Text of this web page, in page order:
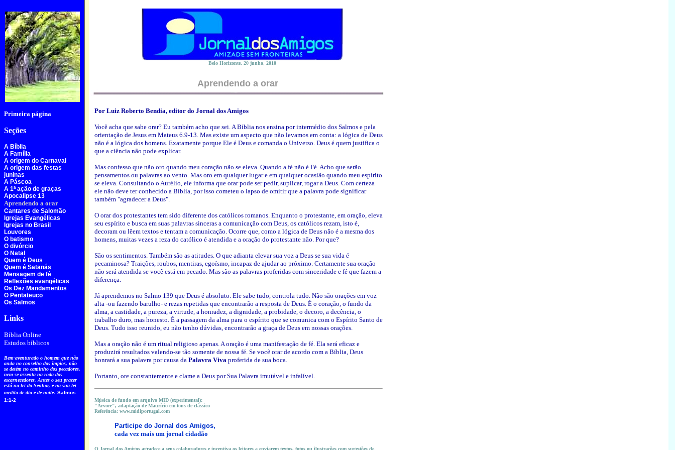
Primeira página
Seções
A Bíblia
A Família
A origem do Carnaval
A origem das festas
juninas
A Páscoa
A 1ª ação de graças
Apocalipse 13
Aprendendo a orar
Cantares de Salomão
Igrejas Evangélicas
Igrejas no Brasil
Louvores
O batismo
O divórcio
O Natal
Quem é Deus
Quem é Satanás
Mensagem de fé
Reflexões evangélicas
Os Dez Mandamentos
O Pentateuco
Os Salmos
Links
Bíblia Online
Estudos bíblicos
Bem-aventurado o homem que não
anda no conselho dos ímpios, não
se detém no caminho dos pecadores,
nem se assenta na roda dos
escarnecedores. Antes o seu prazer
está na lei do Senhor, e na sua lei
medita de dia e de noite. Salmos
1:1-2
Por Luiz Roberto Bendia, editor do Jornal dos Amigos
Você acha que sabe orar? Eu também acho que sei. A Bíblia nos ensina por intermédio dos Salmos e pela
orientação de Jesus em Mateus 6.9-13. Mas existe um aspecto que não levamos em conta: a lógica de Deus
não é a lógica dos homens. Exatamente porque Ele é Deus e comanda o Universo. Deus é quem justifica o
que a ciência não pode explicar.
Mas confesso que não oro quando meu coração não se eleva. Quando a fé não é Fé. Acho que serão
pensamentos ou palavras ao vento. Mas oro em qualquer lugar e em qualquer ocasião quando meu espírito
se eleva. Consultando o Aurélio, ele informa que orar pode ser pedir, suplicar, rogar a Deus. Com certeza
ele não deve ter conhecido a Bíblia, por isso cometeu o lapso de omitir que a palavra pode significar
também "agradecer a Deus".
O orar dos protestantes tem sido diferente dos católicos romanos. Enquanto o protestante, em oração, eleva
seu espírito e busca em suas palavras sinceras a comunicação com Deus, os católicos rezam, isto é,
decoram ou lêem textos e tentam a comunicação. Ocorre que, como a lógica de Deus não é a mesma dos
homens, muitas vezes a reza do católico é atendida e a oração do protestante não. Por que?
São os sentimentos. Também são as atitudes. O que adianta elevar sua voz a Deus se sua vida é
pecaminosa? Traições, roubos, mentiras, egoísmo, incapaz de ajudar ao próximo. Certamente sua oração
não será atendida se você está em pecado. Mas são as palavras proferidas com sinceridade e fé que fazem a
diferença.
Já aprendemos no Salmo 139 que Deus é absoluto. Ele sabe tudo, controla tudo. Não são orações em voz
alta -ou fazendo barulho- e rezas repetidas que encontrarão a resposta de Deus. É o coração, o fundo da
alma, a castidade, a pureza, a virtude, a honradez, a dignidade, a probidade, o decoro, a decência, o
trabalho duro, mas honesto. É a passagem da alma para o espírito que se comunica com o Espírito Santo de
Deus. Tudo isso reunido, eu não tenho dúvidas, encontrarão a graça de Deus em nossas orações.
Mas a oração não é um ritual religioso apenas. A oração é uma manifestação de fé. Ela será eficaz e
produzirá resultados valendo-se tão somente de nossa fé. Se você orar de acordo com a Bíblia, Deus
honrará a sua palavra por causa da Palavra Viva proferida de sua boca.
Portanto, ore constantemente e clame a Deus por Sua Palavra imutável e infalível.
Música de fundo em arquivo MID (experimental):
"Árvore", adaptação de Maurício em tons de clássico
Referência: www.midiportugal.com
Participe do Jornal dos Amigos,
cada vez mais um jornal cidadão
O Jornal dos Amigos agradece a seus colaboradores e incentiva os leitores a enviarem textos, fotos ou ilustrações com sugestões de
Belo Horizonte, 20 junho, 2010
Aprendendo a orar